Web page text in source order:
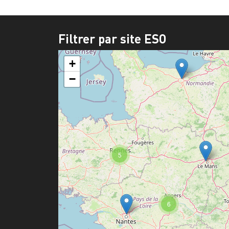
Filtrer par site ESO
6
5
+
−